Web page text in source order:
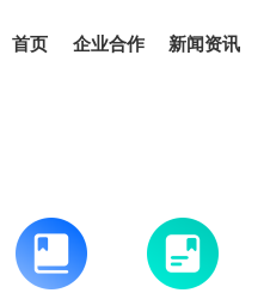
首页 企业合作 新闻资讯